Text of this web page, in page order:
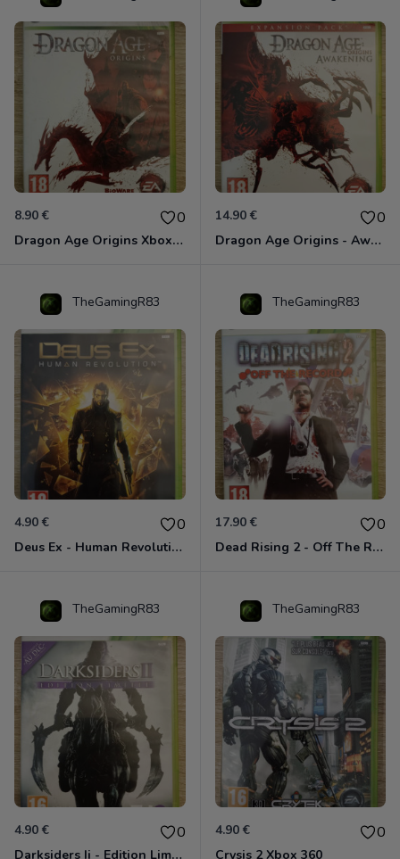
8.90 € 0
Dragon Age Origins Xbox 360
14.90 € 0
Dragon Age Origins - Awakening Xbox 360
TheGamingR83
4.90 € 0
Deus Ex - Human Revolution Xbox 360
TheGamingR83
17.90 € 0
Dead Rising 2 - Off The Record Xbox 360
TheGamingR83
4.90 € 0
Darksiders Ii - Edition Limitée Xbox 360
TheGamingR83
4.90 € 0
Crysis 2 Xbox 360